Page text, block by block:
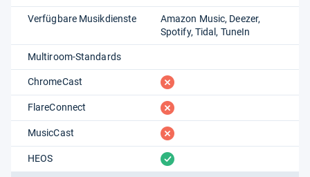
Verfügbare Musikdienste Amazon Music Deezer
Spotify Tidal TuneIn
Multiroom-Standards
ChromeCast fehlt
FlareConnect fehlt
MusicCast fehlt
HEOS vorhanden